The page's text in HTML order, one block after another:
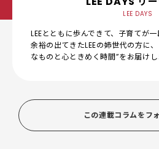
LEE DAYS
LEEとともに歩んできて、子育てが
余裕の出てきたLEEの姉世代の方に
なものと心ときめく時間”をお届けし
この連載コラムをフ